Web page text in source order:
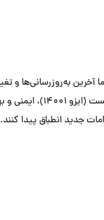
جدید انطباق پیدا کنند.